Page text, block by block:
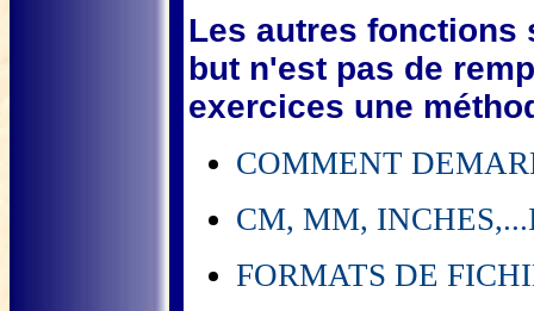
Les autres fonctions
but n'est pas de
exercices une
COMMENT
CM, MM,
FORMATS DE